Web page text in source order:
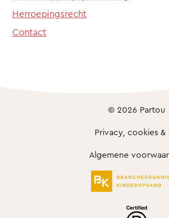
Herroepingsrecht
Contact
© 2026 Partou
Privacy, cookies &
Algemene